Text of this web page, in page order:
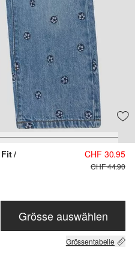
/
CHF 30.95
CHF 44.90
Grösse auswählen
Grössentabelle